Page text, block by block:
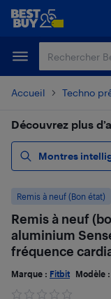
Passer
principal
Passer
Accueil Techno
Découvrez plus
Montres
Remis à neuf (Bon état)
Remis à neuf
aluminium
fréquence
Marque : Fitbit Modèle :